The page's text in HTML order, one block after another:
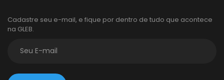
Cadastre seu e-mail, e fique por dentro de tudo que acontece
na GLEB.